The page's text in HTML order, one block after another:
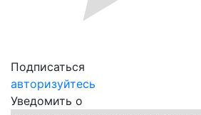
Подписаться
авторизуйтесь
Уведомить о